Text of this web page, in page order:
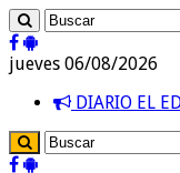
jueves 06/08/2026
DIARIO EL